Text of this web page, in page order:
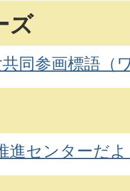
ズ
同参画標語（
進センターだ